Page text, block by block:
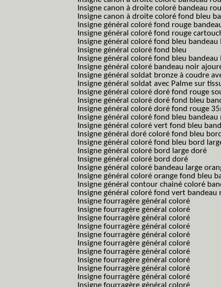
Insigne canon à droite coloré bandeau
Insigne canon à droite coloré fond bleu
Insigne général coloré fond rouge
Insigne général coloré fond rouge
Insigne général coloré fond bleu bandeau
Insigne général coloré fond bleu
Insigne général coloré fond bleu bandeau
Insigne général coloré bandeau noir
Insigne général soldat bronze à coudre
Insigne général soldat avec Palme sur
Insigne général coloré doré fond rouge
Insigne général coloré doré fond bleu
Insigne général coloré doré fond rouge
Insigne général coloré fond bleu
Insigne général coloré vert fond bleu
Insigne général doré coloré fond bleu
Insigne général coloré fond bleu bord
Insigne général coloré bord large doré
Insigne général coloré bord doré
Insigne général coloré bandeau large
Insigne général coloré orange fond bleu
Insigne général contour chainé coloré
Insigne général coloré fond vert bandeau
Insigne fourragère général coloré
Insigne fourragère général coloré
Insigne fourragère général coloré
Insigne fourragère général coloré
Insigne fourragère général coloré
Insigne fourragère général coloré
Insigne fourragère général coloré
Insigne fourragère général coloré
Insigne fourragère général coloré
Insigne fourragère général coloré
Insigne fourragère général coloré